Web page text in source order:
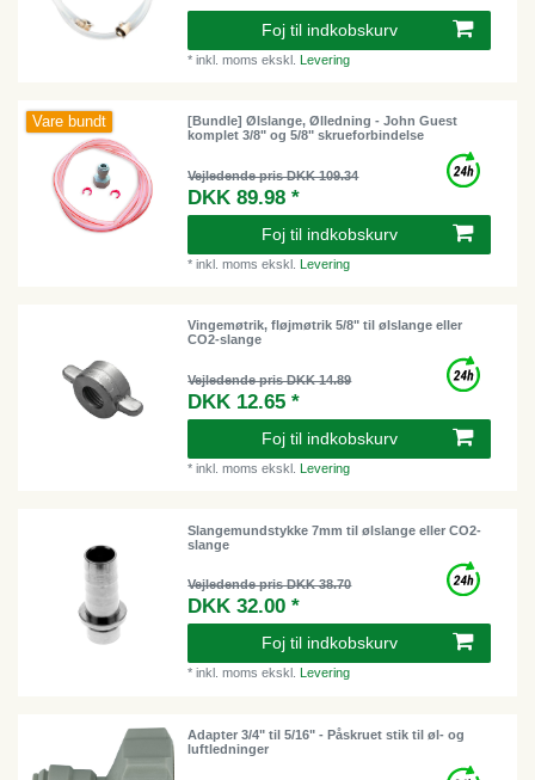
Foj til indkobskurv
*inkl. moms ekskl.Levering
Vare bundt
[Bundle] Ølslange, Ølledning - John Guest
komplet 3/8" og 5/8" skrueforbindelse
Vejledende pris DKK 109.34
DKK 89.98 *
Foj til indkobskurv
*inkl. moms ekskl.Levering
Vingemøtrik, fløjmøtrik 5/8" til ølslange eller
CO2-slange
Vejledende pris DKK 14.89
DKK 12.65 *
Foj til indkobskurv
*inkl. moms ekskl.Levering
Slangemundstykke 7mm til ølslange eller CO2-
slange
Vejledende pris DKK 38.70
DKK 32.00 *
Foj til indkobskurv
*inkl. moms ekskl. Levering
Adapter 3/4" til 5/16" - Påskruet stik til øl- og
luftledninger